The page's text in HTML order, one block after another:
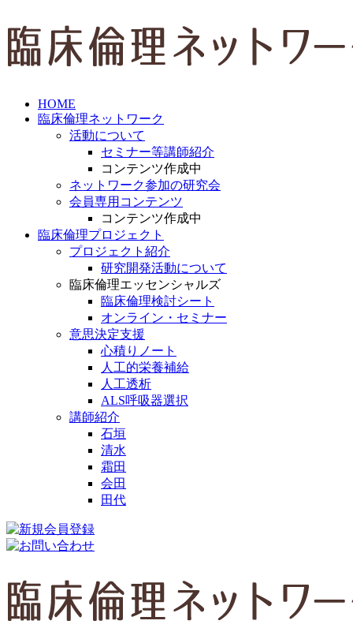
HOME
臨床倫理ネットワーク
活動について
セミナー等講師紹介
コンテンツ作成中
ネットワーク参加の研究会
会員専用コンテンツ
コンテンツ作成中
臨床倫理プロジェクト
プロジェクト紹介
研究開発活動について
臨床倫理エッセンシャルズ
臨床倫理検討シート
オンライン・セミナー
意思決定支援
心積りノート
人工的栄養補給
人工透析
ALS呼吸器選択
講師紹介
石垣
清水
霜田
会田
田代